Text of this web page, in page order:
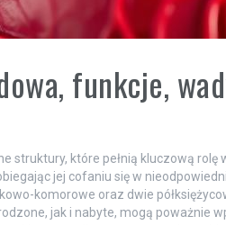
funkcje,
struktury, które pełnią kluczową rolę
jej cofaniu się w
komorowe oraz dwie
jak i nabyte, mogą poważnie